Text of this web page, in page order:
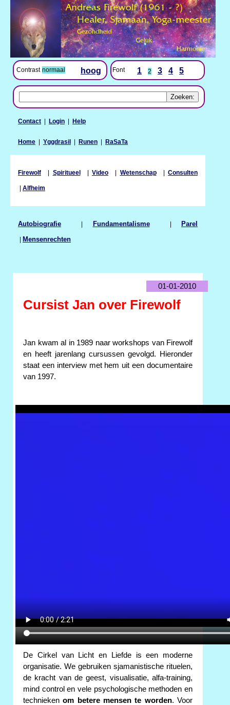
Contrast normaal hoog Font 1 2 3 4 5
Contact | Login | Help
Home | Yggdrasil | Runen | RaSaTa
Firewolf | Spiritueel| Video | Wetenschap| Consulten
| Alfheim
Autobiografie | Fundamentalisme| Parel
| Mensenrechten
01-01-2010
Cursist Jan over Firewolf
Jan kwam al in 1989 naar workshops van Firewolf
en heeft jarenlang cursussen gevolgd. Hieronder
staat een interview met hem uit een documentaire
van 1997.
De Cirkel van Licht en Liefde is een moderne
organisatie. We gebruiken sjamanistische rituelen,
de kracht van de geest, visualisatie, alfa-training,
mind control en vele psychologische methoden en
techniekenom betere mensen te worden. Voor